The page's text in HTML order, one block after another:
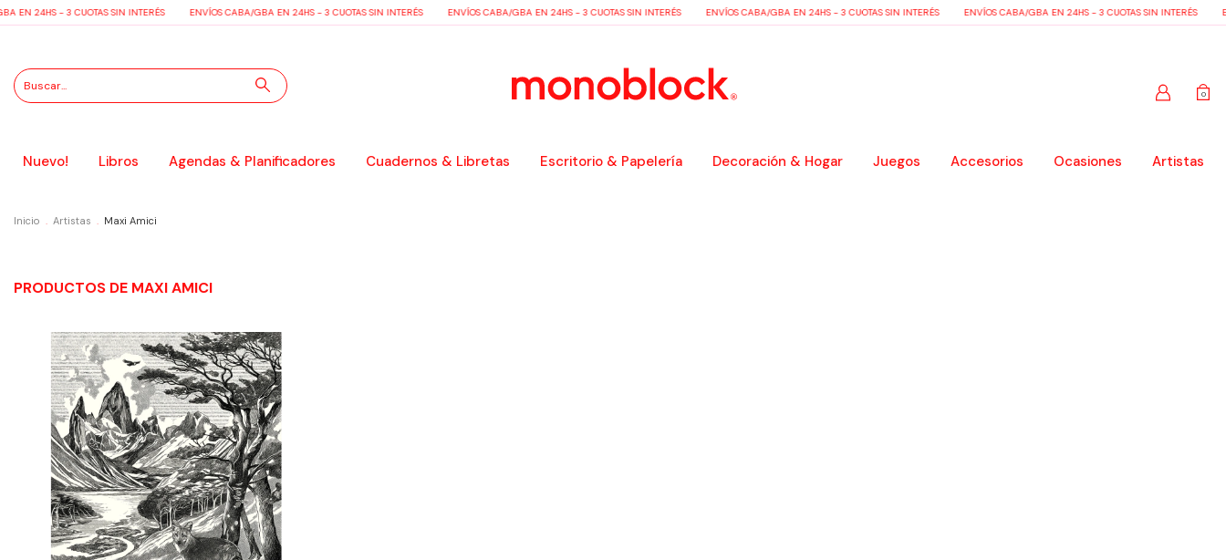
EN 24HS - 3 CUOTAS SIN INTERÉS ENVÍOS CABA/GBA EN 24HS - 3 CUOTAS SIN INTERÉS ENVÍOS CABA/GBA EN 24HS - 3 CUOTAS SIN INTERÉS ENVÍOS CABA/GBA EN 24HS - 3 CUOTAS SIN INTERÉS ENVÍOS CABA/GBA EN 24HS - 3 CUOTAS SIN INTERÉS
0
Nuevo! Libros Agendas & Planificadores Cuadernos & Libretas Escritorio & Papelería Decoración & Hogar Juegos Accesorios Ocasiones Artistas
Inicio . Artistas . Maxi Amici
PRODUCTOS DE MAXI AMICI